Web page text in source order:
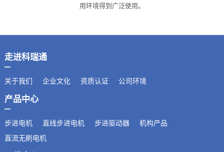
用环境得到广泛使用。
走进科瑞通
关于我们 企业文化 资质认证 公司环境
产品中心
步进电机 直线步进电机 步进驱动器
机构产品
直流无刷电机